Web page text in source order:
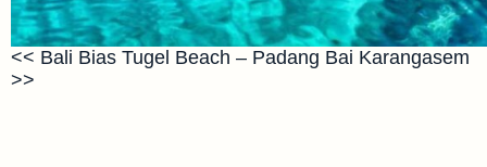
<< Bali Bias Tugel Beach – Padang Bai Karangasem
>>